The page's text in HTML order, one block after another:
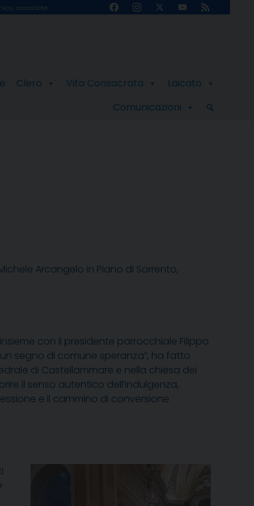
sacerdote FacebookInstagram
X
YouTube
Feed
Clero Vita Consacrata
Laicato
Comunicazioni
Arcangelo in Piano di Sorrento,
con il presidente parrocchiale Filippo
segno di comune speranza”, ha fatto
di Castellammare e nella chiesa dei
il senso autentico dell’indulgenza,
e il cammino di conversione